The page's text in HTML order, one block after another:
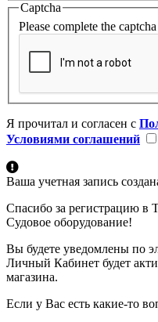
Captcha
Please complete the
Я прочитал и согласен с
Условиями соглашений
Ваша учетная запись
Спасибо за регистрацию
Судовое оборудование!
Вы будете уведомлены по
Личный Кабинет будет
магазина.
Если у Вас есть какие-то